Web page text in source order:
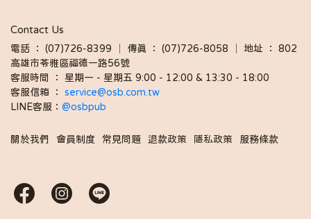
Contact Us
電話 ： (07)726-8399 │ 傳真 ： (07)726-8058 │ 地址 ： 802
高雄市苓雅區福德一路56號
客服時間 ： 星期一 - 星期五 9:00 - 12:00 & 13:30 - 18:00
客服信箱 ： service@osb.com.tw
LINE客服： @osbpub
關於我們 會員制度 常見問題 退款政策 隱私政策 服務條款